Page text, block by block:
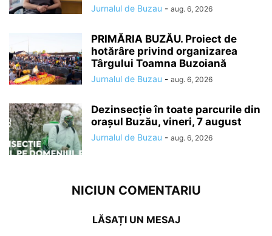
Jurnalul de Buzau - aug. 6, 2026
PRIMĂRIA BUZĂU. Proiect de
hotărâre privind organizarea
Târgului Toamna Buzoiană
Jurnalul de Buzau - aug. 6, 2026
Dezinsecție în toate parcurile din
orașul Buzău, vineri, 7 august
Jurnalul de Buzau - aug. 6, 2026
NICIUN COMENTARIU
LĂSAȚI UN MESAJ